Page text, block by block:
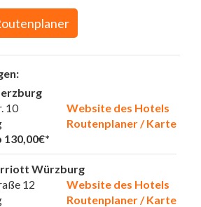
Website des Hotels
Routenplaner / Karte
10
Würzburg
Website des Hotels
Routenplaner / Karte
12